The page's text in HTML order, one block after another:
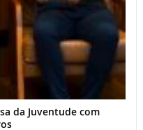
da Juventude com